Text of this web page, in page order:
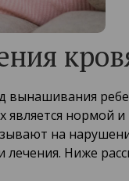
вынашивания
является нормой
на
лечения. Ниже